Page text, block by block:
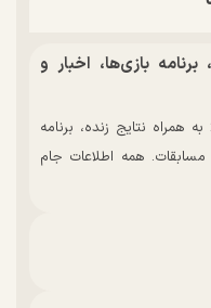
2026 | نتایج، برنامه بازی‌ها، اخبار و
مشاهده جدول کامل جام جهانی 2026 به همراه نتایج زنده، برنامه
همه اطلاعات جام